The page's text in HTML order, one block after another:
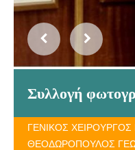
Συλλογή
ΓΕΝΙΚΟΣ
ΘΕΟΔΩΡΟΠΟΥΛΟΣ